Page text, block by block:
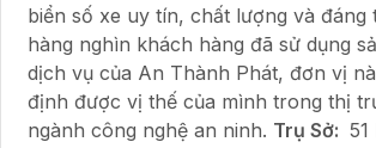
biển số xe uy tín, chất lượng và đáng
hàng nghìn khách hàng đã sử dụng
dịch vụ của An Thành Phát, đơn vị
định được vị thế của mình trong thị
ngành công nghệ an ninh. Trụ Sở: 51